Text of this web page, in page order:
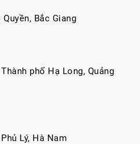
Bắc Giang
phố Hạ Long, Quảng
Lý, Hà Nam